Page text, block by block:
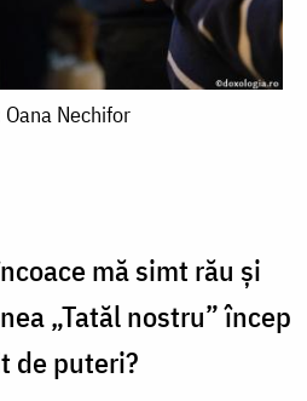
Oana Nechifor
mă simt rău și
„Tatăl nostru” încep
de puteri?